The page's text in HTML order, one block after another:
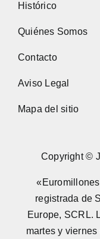
Histórico
Quiénes Somos
Contacto
Aviso Legal
Mapa del sitio
Copyright ©
registrada de
Europe, SCRL.
martes y